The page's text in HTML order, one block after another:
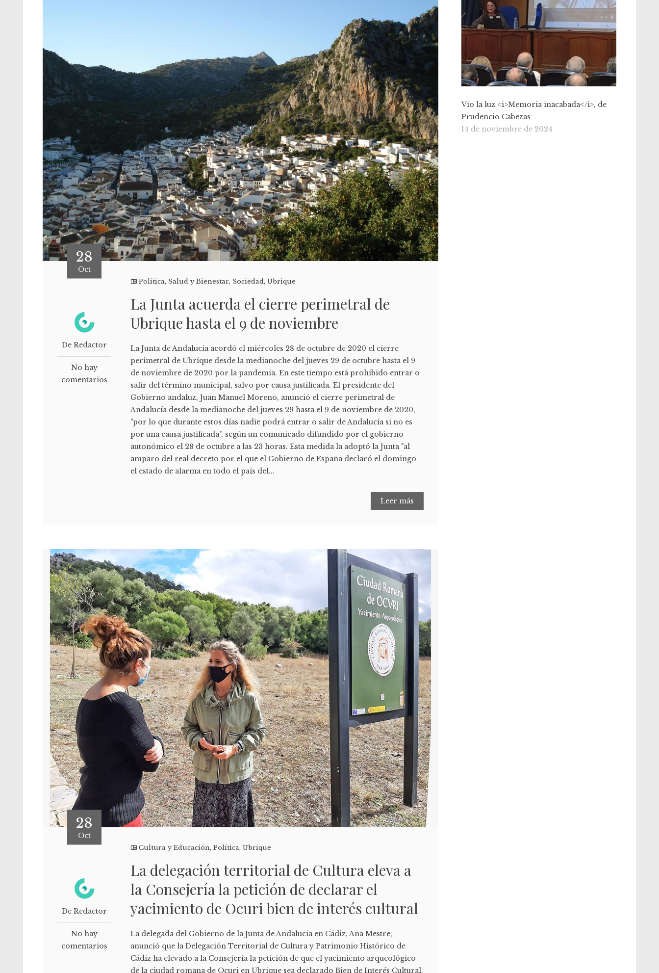
28
Oct
De Redactor
No hay
comentarios
Política, Salud y Bienestar, Sociedad,Ubrique
La Junta acuerda el cierre perimetral de
Ubrique hasta el 9 de noviembre
La Junta de Andalucía acordó el miércoles 28 de octubre de 2020 el cierre
perimetral de Ubrique desde la medianoche del jueves 29 de octubre hasta el 9
de noviembre de 2020 por la pandemia. En este tiempo está prohibido entrar o
salir del término municipal, salvo por causa justificada. El presidente del
Gobierno andaluz, Juan Manuel Moreno, anunció el cierre perimetral de
Andalucía desde la medianoche del jueves 29 hasta el 9 de noviembre de 2020,
"por lo que durante estos días nadie podrá entrar o salir de Andalucía si no es
por una causa justificada", según un comunicado difundido por el gobierno
autonómico el 28 de octubre a las 23 horas. Esta medida la adoptó la Junta "al
amparo del real decreto por el que el Gobierno de España declaró el domingo
el estado de alarma en todo el país del...
Leer más
28
Oct
De Redactor
No hay
comentarios
Cultura y Educación,Política,Ubrique
La delegación territorial de Cultura eleva a
la Consejería la petición de declarar el
yacimiento de Ocuri bien de interés cultural
La delegada del Gobierno de la Junta de Andalucía en Cádiz, Ana Mestre,
anunció que la Delegación Territorial de Cultura y Patrimonio Histórico de
Cádiz ha elevado a la Consejería la petición de que el yacimiento arqueológico
de la ciudad romana de Ocuri en Ubrique sea declarado Bien de Interés Cultural.
Vio la luz <i>Memoria inacabada</i>, de
Prudencio Cabezas
14 de noviembre de 2024